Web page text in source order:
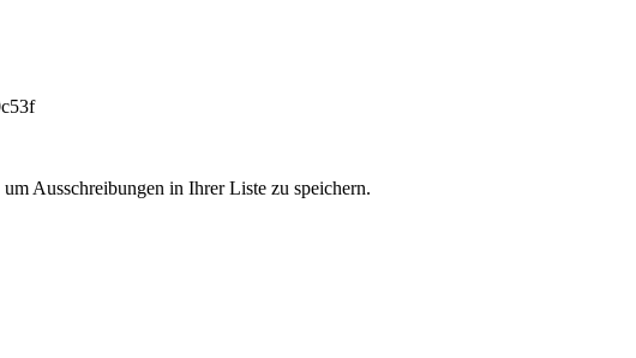
Ausschreibungen in Ihrer Liste zu speichern.